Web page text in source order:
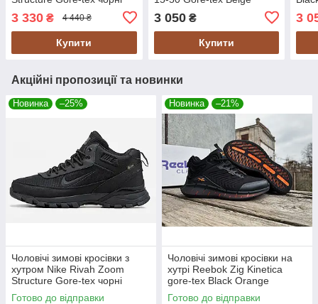
3 330 ₴ 4 440 ₴
Купити
3 050₴
Купити
3
Акційні пропозиції та новинки
Новинка –25%
Чоловічі зимові кросівки з
хутром Nike Rivah Zoom
Structure Gore-tex чорні
водонепроникні
Готово до відправки
Новинка –21%
Чоловічі зимові кросівки на
хутрі Reebok Zig Kinetica
gore-tex Black Orange
водонепроникні
Готово до відправки